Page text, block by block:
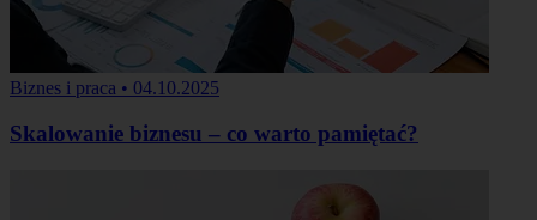
Biznes i praca • 04.10.2025
Skalowanie biznesu – co warto pamiętać?